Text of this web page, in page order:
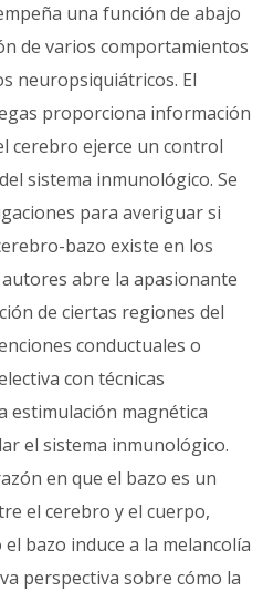
una función de abajo
de varios comportamientos
neuropsiquiátricos. El
proporciona información
cerebro ejerce un control
sistema inmunológico. Se
para averiguar si
bazo existe en los
abre la apasionante
de ciertas regiones del
conductuales o
con técnicas
estimulación magnética
el sistema inmunológico.
en que el bazo es un
el cerebro y el cuerpo,
bazo induce a la melancolía
perspectiva sobre cómo la